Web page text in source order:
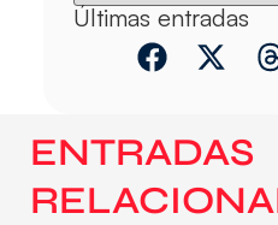
Últimas entradas
ENTRADAS